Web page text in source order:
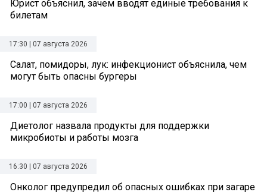
Юрист объяснил, зачем вводят единые требования к
билетам
17:30 | 07 августа 2026
Салат, помидоры, лук: инфекционист объяснила, чем
могут быть опасны бургеры
17:00 | 07 августа 2026
Диетолог назвала продукты для поддержки
микробиоты и работы мозга
16:30 | 07 августа 2026
Онколог предупредил об опасных ошибках при загаре